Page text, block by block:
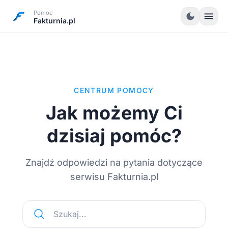
Pomoc
Fakturnia.pl dark_mode menu
CENTRUM POMOCY
Jak możemy Ci
dzisiaj pomóc?
Znajdź odpowiedzi na pytania dotyczące
serwisu Fakturnia.pl
Szukaj...